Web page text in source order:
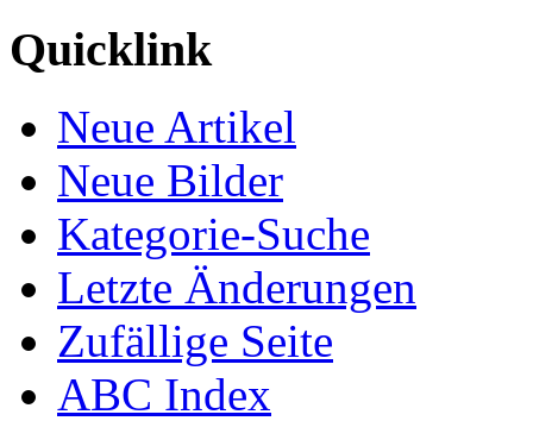
Quicklink
Neue Artikel
Neue Bilder
Kategorie-Suche
Letzte Änderungen
Zufällige Seite
ABC Index